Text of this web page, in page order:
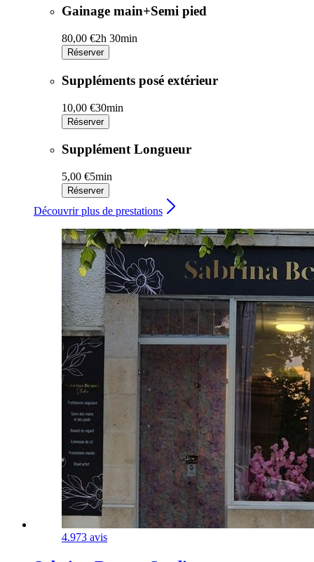
Gainage main+Semi pied
80,00 €2h 30min
Réserver
Suppléments posé extérieur
10,00 €30min
Réserver
Supplément Longueur
5,00 €5min
Réserver
Découvrir plus de prestations
4.973 avis